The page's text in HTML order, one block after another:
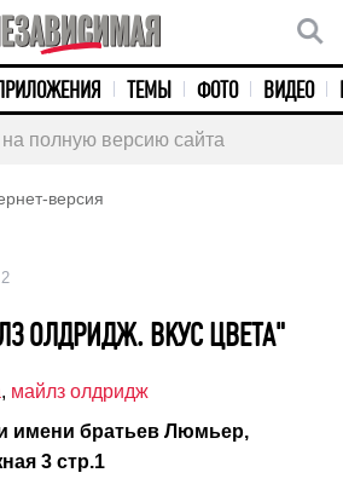
ПРИЛОЖЕНИЯ ТЕМЫ ФОТО ВИДЕО
полную версию сайта
версия
2
ОЛДРИДЖ. ВКУС ЦВЕТА"
, майлз олдридж
имени братьев Люмьер,
3 стр.1